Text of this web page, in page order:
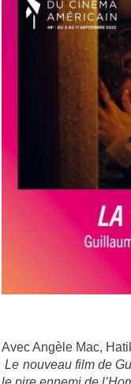
Avec Angèle Mac,
Le nouveau film de